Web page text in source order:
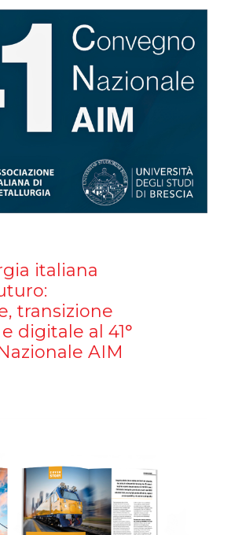
italiana
transizione
digitale al 41°
AIM